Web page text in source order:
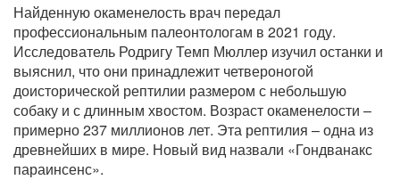
Найденную окаменелость врач передал
профессиональным палеонтологам в 2021 году.
Исследователь Родригу Темп Мюллер изучил останки и
выяснил, что они принадлежит четвероногой
доисторической рептилии размером с небольшую
собаку и с длинным хвостом. Возраст окаменелости –
примерно 237 миллионов лет. Эта рептилия – одна из
древнейших в мире. Новый вид назвали «Гондванакс
параинсенс».